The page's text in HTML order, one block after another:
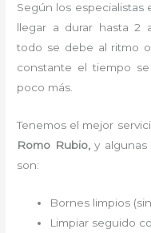
Según los especialistas
llegar a durar hasta 2
todo se debe al ritmo
constante el tiempo
poco más.
Tenemos el mejor
Romo Rubio,y
son:
Bornes limpios
Limpiar seguido